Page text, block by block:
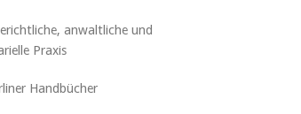
anwaltliche und
Praxis
Handbücher